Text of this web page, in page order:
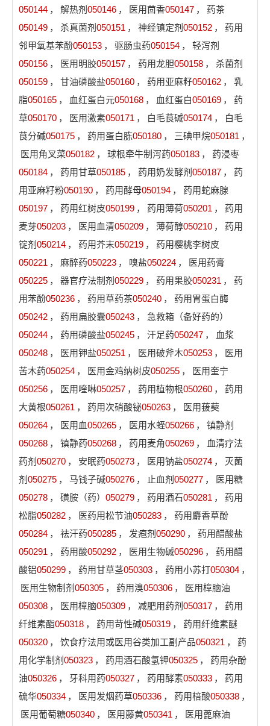
050144 ， 解热剂 050146 ， 医用茴香050147 ，
药茶
050149 ， 杀真菌剂 050151 ， 神经镇定剂 050152 ，
药用
邻甲氧基苯酚050153 ， 驱肠虫药050154 ，
轻泻剂
050156 ， 医用明胶050157 ， 药用龙胆050158 ，
杀菌剂
050159 ， 甘油磷酸盐050160 ， 药用亚麻籽050162 ，
乳
脂050165 ， 血红蛋白元050168 ， 血红蛋白050169 ，
药
草050170 ， 医用激素050171 ， 白毛茛碱050174 ，
白毛
茛分碱050175 ， 药用蛋白胨050180 ， 三碘甲烷050181 ，
医用角叉菜050182 ， 球根牵牛制泻药050183 ，
药浸枣
050184 ， 药用甘草050185 ， 药用奶发酵剂 050187 ，
药
用亚麻籽粉050190 ， 药用酵母050194 ，
药用蛇麻腺
050197 ， 药用红树皮050199 ， 药用薄荷050201 ，
药用
麦芽050203 ， 医用血清050209 ， 薄荷醇050210 ，
药用
锭剂 050214 ， 药用芥末050219 ，
药用樱桃李树皮
050221 ， 麻醉药050223 ， 嗅盐050224 ，
医用药膏
050225 ， 器官疗法制剂 050229 ， 药用果胶050231 ，
药
用苯酚050236 ， 药用草药茶050240 ，
药用胃蛋白酶
050242 ， 药用扁胶囊050243 ，
急救箱（备好药的）
050244 ， 药用磷酸盐050245 ， 汗足药050247 ，
血浆
050248 ， 医用钾盐050251 ， 医用破斧木050253 ，
医用
苦木药050254 ， 医用金鸡纳树皮050255 ，
医用奎宁
050256 ， 医用喹啉050257 ， 药用植物根050260 ，
药用
大黄根050261 ， 药用次硝酸铋050263 ，
医用菝葜
050264 ， 医用血050265 ， 医用水蛭050266 ，
镇静剂
050268 ， 镇静药050268 ， 药用麦角050269 ，
血清疗法
药剂 050270 ， 安眠药050273 ， 医用钠盐050274 ，
灭菌
剂 050275 ， 马钱子碱050276 ， 止血剂 050277 ，
医用糖
050278 ， 磺胺（药） 050279 ， 药用酒石050281 ，
药用
松脂050282 ， 医药用松节油050283 ，
药用麝香草酚
050284 ， 祛汗药050285 ， 发疱剂 050290 ，
药用醋酸盐
050291 ， 药用酸050292 ， 医用生物碱050296 ，
药用醋
酸铝050299 ， 药用甘草茎050303 ， 药用小苏打050304 ，
医用生物制剂 050305 ， 药用溴050306 ，
医用樟脑油
050308 ， 医用樟脑050309 ， 减肥用药剂 050317 ，
药用
纤维素酯050318 ， 药用苛性碱050319 ，
药用纤维素醚
050320 ， 饮食疗法用或医用谷类加工副产品050321 ，
药
用化学制剂 050323 ， 药用酒石酸氢钾050325 ，
药用杂酚
油050326 ， 牙科用药050327 ， 药用酵素050333 ，
药用
硫华050334 ， 医用发烟药草050336 ， 药用棓酸050338 ，
医用葡萄糖050340 ， 医用藤黄050341 ， 医用蓖麻油